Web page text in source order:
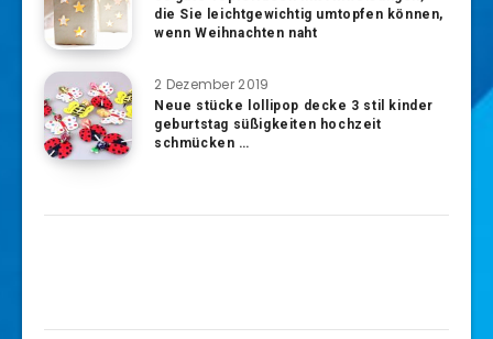
die Sie leichtgewichtig umtopfen können,
wenn Weihnachten naht
2 Dezember 2019
Neue stücke lollipop decke 3 stil kinder
geburtstag süßigkeiten hochzeit
schmücken …